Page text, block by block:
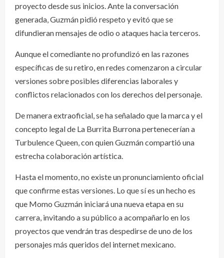
proyecto desde sus inicios. Ante la conversación
generada, Guzmán pidió respeto y evitó que se
difundieran mensajes de odio o ataques hacia terceros.
Aunque el comediante no profundizó en las razones
específicas de su retiro, en redes comenzaron a circular
versiones sobre posibles diferencias laborales y
conflictos relacionados con los derechos del personaje.
De manera extraoficial, se ha señalado que la marca y el
concepto legal de La Burrita Burrona pertenecerían a
Turbulence Queen, con quien Guzmán compartió una
estrecha colaboración artística.
Hasta el momento, no existe un pronunciamiento oficial
que confirme estas versiones. Lo que sí es un hecho es
que Momo Guzmán iniciará una nueva etapa en su
carrera, invitando a su público a acompañarlo en los
proyectos que vendrán tras despedirse de uno de los
personajes más queridos del internet mexicano.